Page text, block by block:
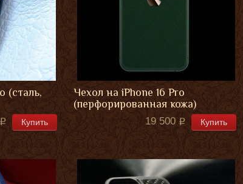
(сталь,
Купить
Чехол на iPhone 16 Pro
(перфорированная кожа)
19 500 Купить